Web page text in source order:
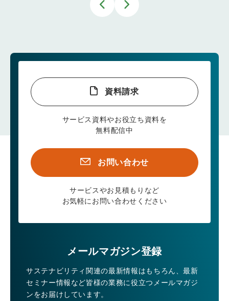
資料請求
サービス資料やお役立ち資料を
無料配信中
お問い合わせ
サービスやお見積もりなど
お気軽にお問い合わせください
メールマガジン登録
サステナビリティ関連の最新情報はもちろん、最新
セミナー情報など皆様の業務に役立つメールマガジ
ンをお届けしています。